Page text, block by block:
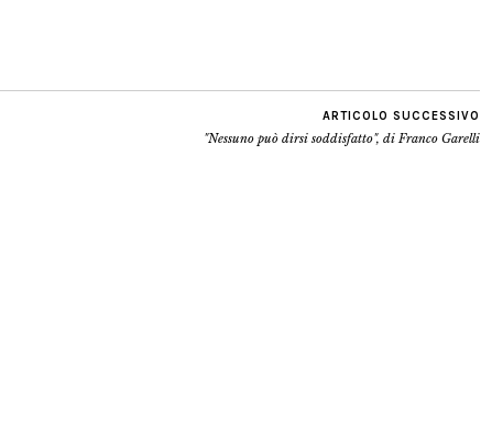
ARTICOLO SUCCESSIVO
"Nessuno può dirsi soddisfatto", di Franco Garelli